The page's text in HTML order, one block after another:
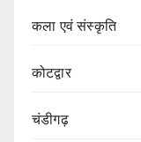
कला एवं संस्कृति
कोटद्वार
चंडीगढ़